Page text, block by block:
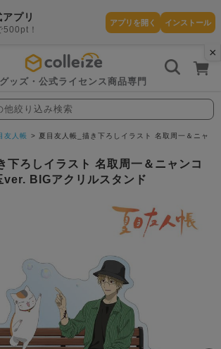
×
プリ
500pt！
アプリを開く インストール
ッズ・公式ライセンス商品専門
他絞り込み検索
友人帳 夏目友人帳_描き下ろしイラスト 名取周一＆ニャ
下ろしイラスト 名取周一＆ニャンコ
ver. BIGアクリルスタンド